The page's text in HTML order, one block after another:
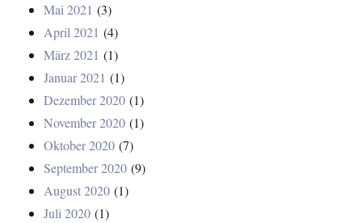
Mai 2021 (3)
April 2021 (4)
März 2021 (1)
Januar 2021 (1)
Dezember 2020 (1)
November 2020 (1)
Oktober 2020 (7)
September 2020 (9)
August 2020 (1)
Juli 2020 (1)